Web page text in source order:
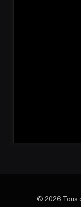
© 2026 Tous